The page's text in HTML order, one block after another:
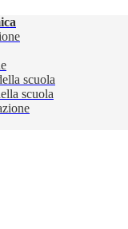
scuola
scuola